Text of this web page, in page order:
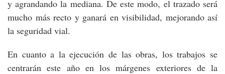
y agrandando la mediana. De este modo, el trazado será
mucho más recto y ganará en visibilidad, mejorando así
la seguridad vial.
En cuanto a la ejecución de las obras, los trabajos se
centrarán este año en los márgenes exteriores de la